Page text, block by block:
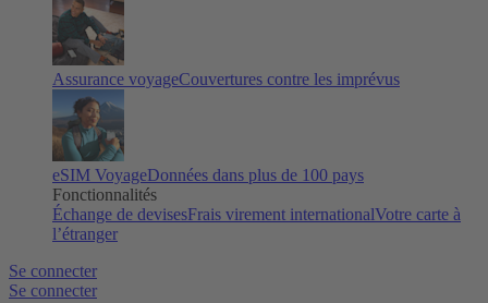
Assurance voyageCouvertures contre les imprévus
eSIM VoyageDonnées dans plus de 100 pays
Fonctionnalités
Échange de devisesFrais virement internationalVotre carte à
l’étranger
Se connecter
Se connecter